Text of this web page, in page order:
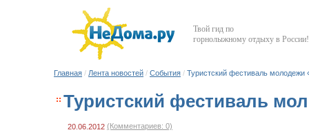
Твой гид по
горнолыжному отдыху в России!
Главная / Лента новостей / События / Туристский фестиваль
Туристский фестиваль
20.06.2012 (Комментариев: 0)